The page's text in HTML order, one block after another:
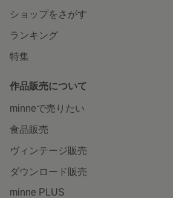
ショップをさがす
ランキング
特集
作品販売について
minneで売りたい
食品販売
ヴィンテージ販売
ダウンロード販売
minne PLUS